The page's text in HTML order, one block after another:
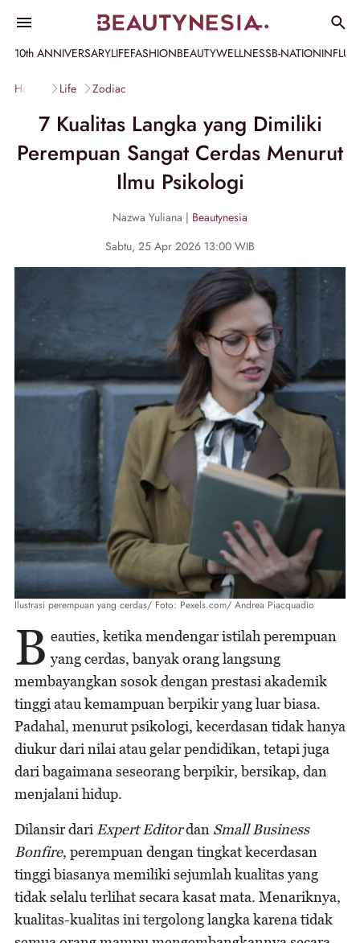
10th ANNIVERSARYLIFEFASHIONBEAUTYWELLNESSB-NATION
Home Life Zodiac
7 Kualitas Langka yang Dimiliki
Perempuan Sangat Cerdas Menurut
Ilmu Psikologi
Nazwa Yuliana | Beautynesia
Sabtu, 25 Apr 2026 13:00 WIB
Ilustrasi perempuan yang cerdas/ Foto: Pexels.com/ Andrea Piacquadio
B eauties, ketika mendengar istilah perempuan
yang cerdas, banyak orang langsung
membayangkan sosok dengan prestasi akademik
tinggi atau kemampuan berpikir yang luar biasa.
Padahal, menurut psikologi, kecerdasan tidak hanya
diukur dari nilai atau gelar pendidikan, tetapi juga
dari bagaimana seseorang berpikir, bersikap, dan
menjalani hidup.
Dilansir dari Expert Editordan Small Business
Bonfire, perempuan dengan tingkat kecerdasan
tinggi biasanya memiliki sejumlah kualitas yang
tidak selalu terlihat secara kasat mata. Menariknya,
kualitas-kualitas ini tergolong langka karena tidak